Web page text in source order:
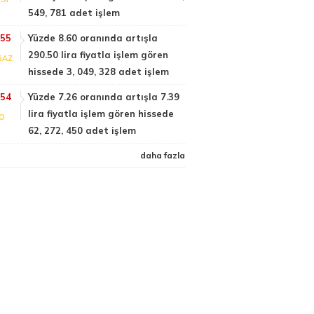
549, 781 adet işlem
Yüzde 8.60 oranında artışla
290.50 lira fiyatla işlem gören
hissede 3, 049, 328 adet işlem
Yüzde 7.26 oranında artışla 7.39
lira fiyatla işlem gören hissede
62, 272, 450 adet işlem
daha fazla